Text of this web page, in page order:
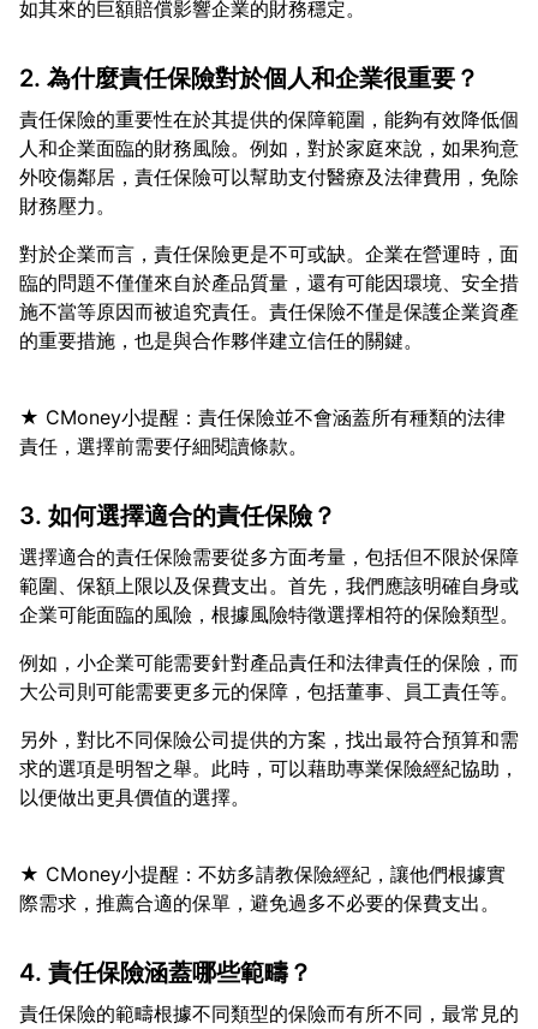
2. 為什麼責任保險對於個人和企業很重要？
責任保險的重要性在於其提供的保障範圍，能夠有效降低個
人和企業面臨的財務風險。例如，對於家庭來說，如果狗意
外咬傷鄰居，責任保險可以幫助支付醫療及法律費用，免除
對於企業而言，責任保險更是不可或缺。企業在營運時，面
臨的問題不僅僅來自於產品質量，還有可能因環境、安全措
施不當等原因而被追究責任。責任保險不僅是保護企業資產
★ CMoney小提醒：責任保險並不會涵蓋所有種類的法律
3. 如何選擇適合的責任保險？
選擇適合的責任保險需要從多方面考量，包括但不限於保障
範圍、保額上限以及保費支出。首先，我們應該明確自身或
例如，小企業可能需要針對產品責任和法律責任的保險，而
另外，對比不同保險公司提供的方案，找出最符合預算和需
求的選項是明智之舉。此時，可以藉助專業保險經紀協助，
★ CMoney小提醒：不妨多請教保險經紀，讓他們根據實
4. 責任保險涵蓋哪些範疇？
責任保險的範疇根據不同類型的保險而有所不同，最常見的